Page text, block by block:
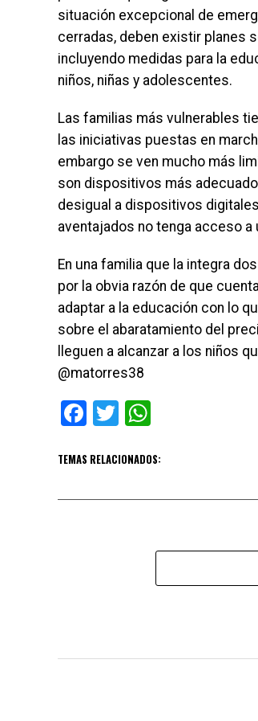
situación excepcional de
cerradas, deben existir planes
incluyendo medidas para la
niños, niñas y adolescentes.
Las familias más vulnerables
las iniciativas puestas en
embargo se ven mucho más
son dispositivos más
desigual a dispositivos
aventajados no tenga acceso
En una familia que la integra
por la obvia razón de que
adaptar a la educación con lo
sobre el abaratamiento del
lleguen a alcanzar a los niños
@matorres38
Facebook
Twitter
TEMAS RELACIONADOS: